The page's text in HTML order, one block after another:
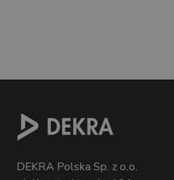
DEKRA Polska Sp. z o.o.